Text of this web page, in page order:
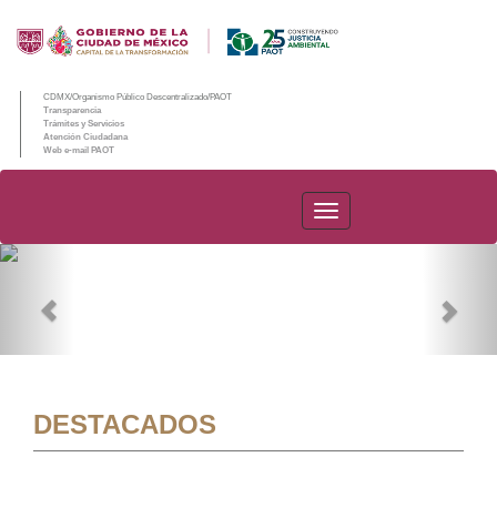
CDMX/Organismo Público Descentralizado/PAOT
Transparencia
Trámites y Servicios
Atención Ciudadana
Web e-mail PAOT
PAOT
DESTACADOS